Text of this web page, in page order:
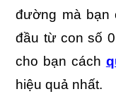
đường mà bạn
đầu từ con số
cho bạn cách
hiệu quả nhất.